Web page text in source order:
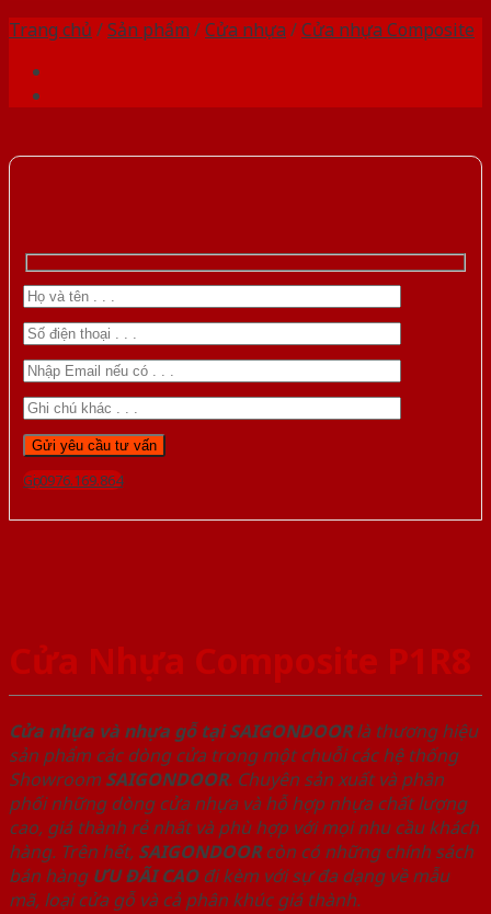
Trang chủ /Sản phẩm /Cửa nhựa /Cửa nhựa Composite
Gọi 0976.169.864
Cửa Nhựa Composite P1R8
Cửa nhựa và nhựa gỗ tại SAIGONDOORlà thương hiệu
sản phẩm các dòng cửa trong một chuỗi các hệ thống
Showroom SAIGONDOOR. Chuyên sản xuất và phân
phối những dòng cửa nhựa và hỗ hợp nhựa chất lượng
cao, giá thành rẻ nhất và phù hợp với mọi nhu cầu khách
hàng. Trên hết, SAIGONDOORcòn có những chính sách
bán hàng ƯU ĐÃI CAOđi kèm với sự đa dạng về mẫu
mã, loại cửa gỗ và cả phân khúc giá thành.